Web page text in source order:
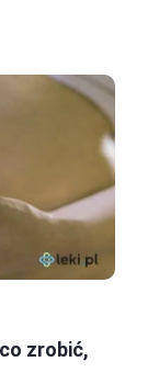
zrobić,